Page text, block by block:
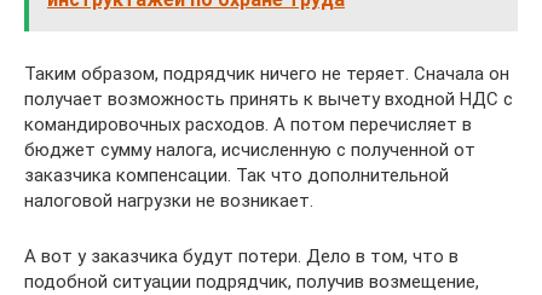
Таким образом, подрядчик ничего не теряет. Сначала он
получает возможность принять к вычету входной НДС с
командировочных расходов. А потом перечисляет в
бюджет сумму налога, исчисленную с полученной от
заказчика компенсации. Так что дополнительной
налоговой нагрузки не возникает.
А вот у заказчика будут потери. Дело в том, что в
подобной ситуации подрядчик, получив возмещение,